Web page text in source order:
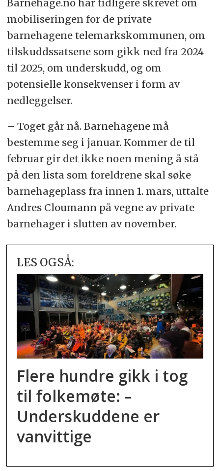
Barnehage.no har tidligere skrevet om
mobiliseringen for de private
barnehagene telemarkskommunen, om
tilskuddssatsene som gikk ned fra 2024
til 2025, om underskudd, og om
potensielle konsekvenser i form av
nedleggelser.
– Toget går nå. Barnehagene må
bestemme seg i januar. Kommer de til
februar gir det ikke noen mening å stå
på den lista som foreldrene skal søke
barnehageplass fra innen 1. mars, uttalte
Andres Cloumann på vegne av private
barnehager i slutten av november.
LES OGSÅ:
Flere hundre gikk i tog
til folkemøte: –
Underskuddene er
vanvittige